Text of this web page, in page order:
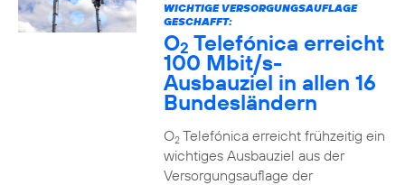
WICHTIGE VERSORGUNGSAUFLAGE
GESCHAFFT:
O2 Telefónica erreicht
100 Mbit/s-
Ausbauziel in allen 16
Bundesländern
O2Telefónica erreicht frühzeitig ein
wichtiges Ausbauziel aus der
Versorgungsauflage der